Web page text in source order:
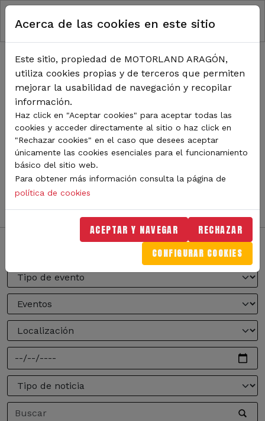
Pasar al contenido principal
RUTA DE NAVEGACIÓN
Inicio Noticias
TODA LA ACTUALIDAD DE
MOTORLAND
Sigue de cerca todas las novedades de MotorLand
Aragón. Aquí encontrarás noticias sobre eventos,
competiciones, pilotos, novedades del circuito y
mucho más. Filtra por categoría o tipo de contenido y
no te pierdas nada del mundo del motor.
Acerca de las cookies en este sitio
Este sitio, propiedad de MOTORLAND ARAGÓN,
utiliza cookies propias y de terceros que permiten
mejorar la usabilidad de navegación y recopilar
información.
Haz click en "Aceptar cookies" para aceptar todas las
cookies y acceder directamente al sitio o haz click en
"Rechazar cookies" en el caso que desees aceptar
únicamente las cookies esenciales para el funcionamiento
básico del sitio web.
Para obtener más información consulta la página de
política de cookies
ACEPTAR Y NAVEGAR RECHAZAR
CONFIGURAR COOKIES